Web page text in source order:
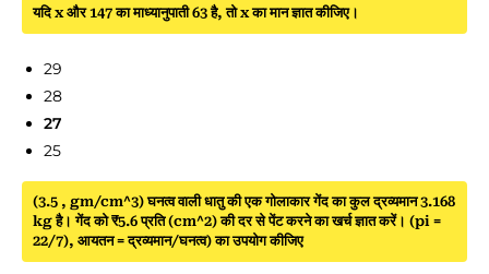
यदि x और 147 का माध्यानुपाती 63 है, तो x का मान ज्ञात कीजिए।
29
28
27
25
(3.5 , gm/cm^3) घनत्व वाली धातु की एक गोलाकार गेंद का कुल द्रव्यमान 3.168
kg है। गेंद को ₹5.6 प्रति (cm^2) की दर से पेंट करने का खर्च ज्ञात करें। (pi =
22/7), आयतन = द्रव्यमान/घनत्व) का उपयोग कीजिए